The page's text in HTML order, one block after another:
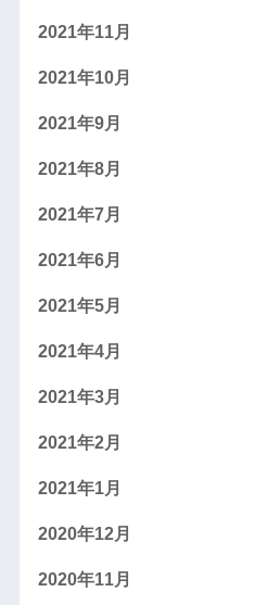
2021年11月
2021年10月
2021年9月
2021年8月
2021年7月
2021年6月
2021年5月
2021年4月
2021年3月
2021年2月
2021年1月
2020年12月
2020年11月